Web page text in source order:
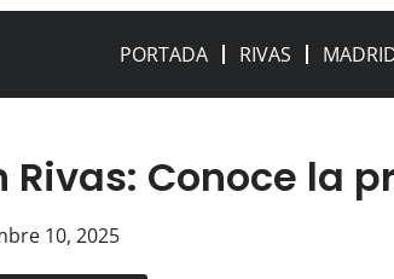
PORTADA RIVAS
Rivas: Conoce la
10, 2025